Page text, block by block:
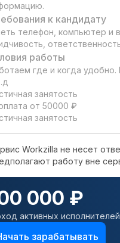
к кандидату
телефон, компьютер и
работы
где и когда
занятость
от 50000 ₽
занятость
Workzilla не несет
работу вне
000 ₽
активных
зарабатывать